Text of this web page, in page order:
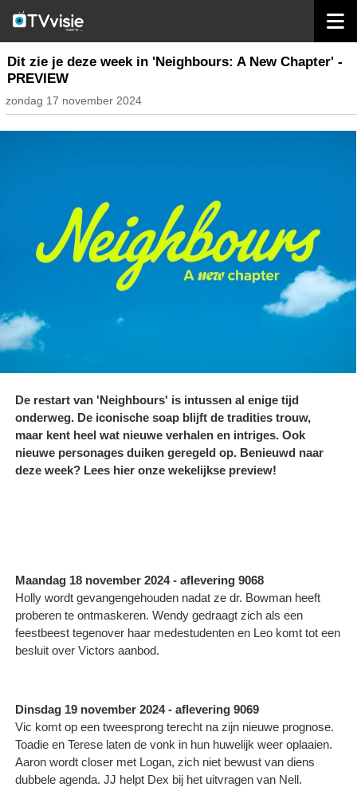
inhoud belgië
Dit zie je deze week in 'Neighbours: A New Chapter' -
PREVIEW
zondag 17 november 2024
De restart van 'Neighbours' is intussen al enige tijd
onderweg. De iconische soap blijft de tradities trouw,
maar kent heel wat nieuwe verhalen en intriges. Ook
nieuwe personages duiken geregeld op. Benieuwd naar
deze week? Lees hier onze wekelijkse preview!
Maandag 18 november 2024 - aflevering 9068
Holly wordt gevangengehouden nadat ze dr. Bowman heeft
proberen te ontmaskeren. Wendy gedraagt zich als een
feestbeest tegenover haar medestudenten en Leo komt tot een
besluit over Victors aanbod.
Dinsdag 19 november 2024 - aflevering 9069
Vic komt op een tweesprong terecht na zijn nieuwe prognose.
Toadie en Terese laten de vonk in hun huwelijk weer oplaaien.
Aaron wordt closer met Logan, zich niet bewust van diens
dubbele agenda. JJ helpt Dex bij het uitvragen van Nell.